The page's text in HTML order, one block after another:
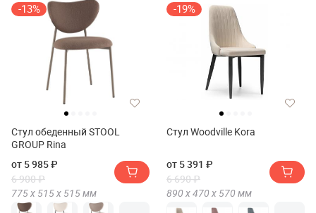
-13%
Стул обеденный STOOL
GROUP Rina
от 5 985 ₽
6 900 ₽
775 х 515 х 515мм
-19%
Стул Woodville Kora
от 5 391 ₽
6 690 ₽
890 х470 х 570 мм